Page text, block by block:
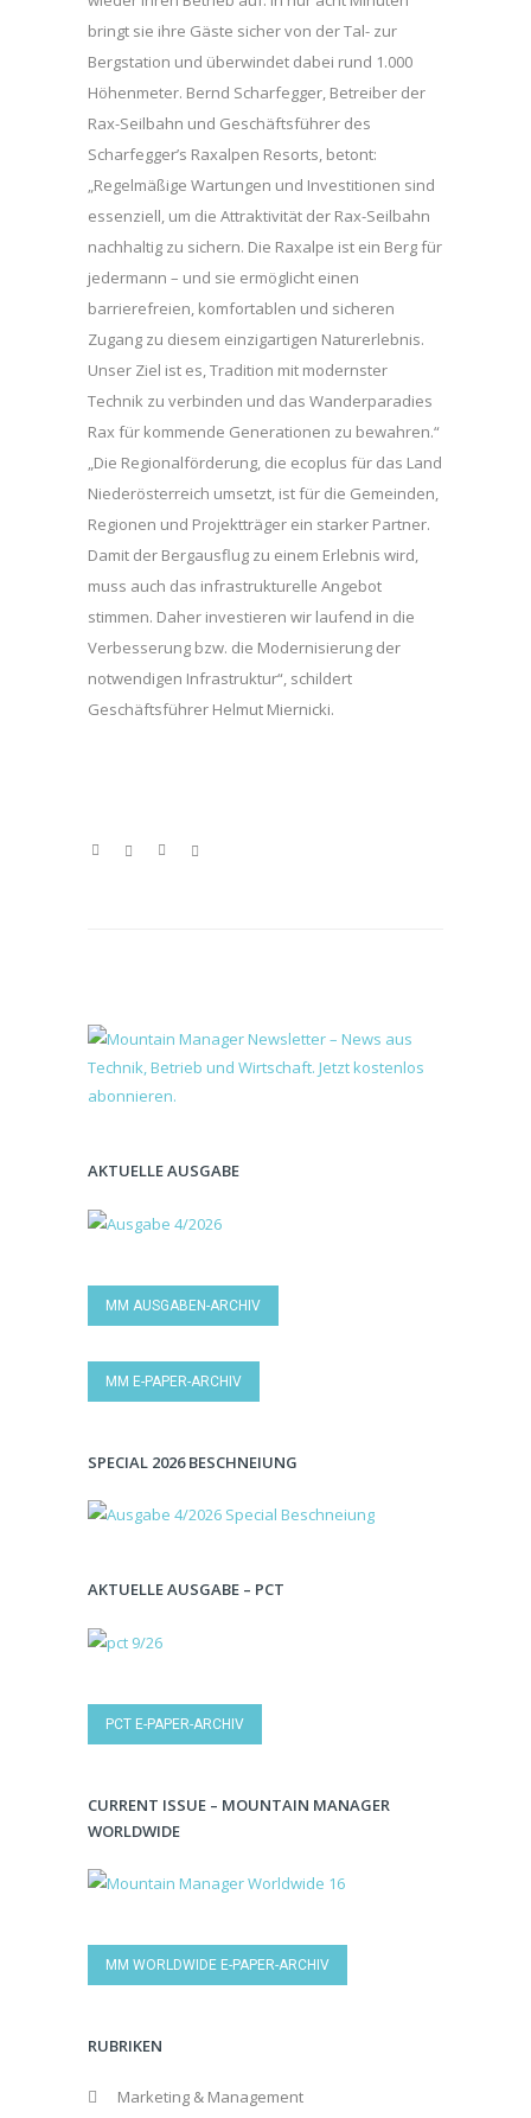
bringt sie ihre Gäste sicher von der Tal- zur
Bergstation und überwindet dabei rund 1.000
Höhenmeter. Bernd Scharfegger, Betreiber der
Rax-Seilbahn und Geschäftsführer des
Scharfegger’s Raxalpen Resorts, betont:
„Regelmäßige Wartungen und Investitionen sind
essenziell, um die Attraktivität der Rax-Seilbahn
nachhaltig zu sichern. Die Raxalpe ist ein Berg für
jedermann – und sie ermöglicht einen
barrierefreien, komfortablen und sicheren
Zugang zu diesem einzigartigen Naturerlebnis.
Unser Ziel ist es, Tradition mit modernster
Technik zu verbinden und das Wanderparadies
Rax für kommende Generationen zu bewahren.“
„Die Regionalförderung, die ecoplus für das Land
Niederösterreich umsetzt, ist für die Gemeinden,
Regionen und Projektträger ein starker Partner.
Damit der Bergausflug zu einem Erlebnis wird,
muss auch das infrastrukturelle Angebot
stimmen. Daher investieren wir laufend in die
Verbesserung bzw. die Modernisierung der
notwendigen Infrastruktur“, schildert
Geschäftsführer Helmut Miernicki.
AKTUELLE AUSGABE
MM AUSGABEN-ARCHIV
MM E-PAPER-ARCHIV
SPECIAL 2026 BESCHNEIUNG
AKTUELLE AUSGABE – PCT
PCT E-PAPER-ARCHIV
CURRENT ISSUE – MOUNTAIN MANAGER
WORLDWIDE
MM WORLDWIDE E-PAPER-ARCHIV
RUBRIKEN
Marketing & Management